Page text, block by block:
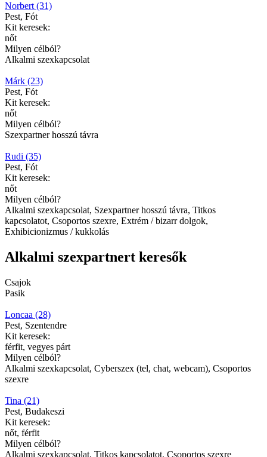
Norbert (31)
Pest, Fót
Kit keresek:
nőt
Milyen célból?
Alkalmi szexkapcsolat
Márk (23)
Pest, Fót
Kit keresek:
nőt
Milyen célból?
Szexpartner hosszú távra
Rudi (35)
Pest, Fót
Kit keresek:
nőt
Milyen célból?
Alkalmi szexkapcsolat, Szexpartner hosszú távra, Titkos
kapcsolatot, Csoportos szexre, Extrém / bizarr dolgok,
Exhibicionizmus / kukkolás
Alkalmi szexpartnert keresők
Csajok
Pasik
Loncaa (28)
Pest, Szentendre
Kit keresek:
férfit, vegyes párt
Milyen célból?
Alkalmi szexkapcsolat, Cyberszex (tel, chat, webcam), Csoportos
szexre
Tina (21)
Pest, Budakeszi
Kit keresek:
nőt, férfit
Milyen célból?
Alkalmi szexkapcsolat, Titkos kapcsolatot, Csoportos szexre